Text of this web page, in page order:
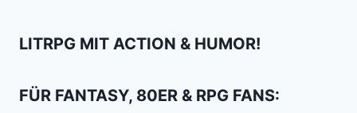
UNTEN
LITRPG MIT ACTION & HUMOR!
FÜR FANTASY, 80ER & RPG FANS: